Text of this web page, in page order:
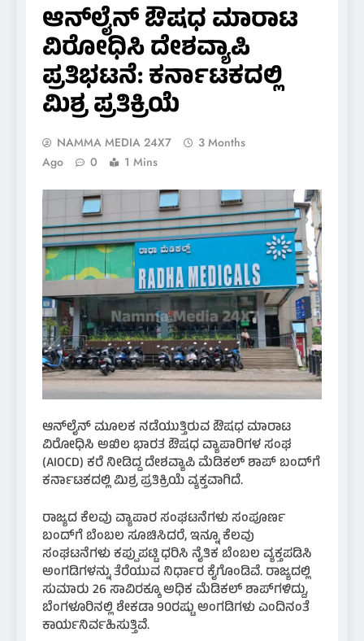
ಆನ್‌ಲೈನ್ ಔಷಧ ಮಾರಾಟ
ವಿರೋಧಿಸಿ ದೇಶವ್ಯಾಪಿ
ಪ್ರತಿಭಟನೆ: ಕರ್ನಾಟಕದಲ್ಲಿ
ಮಿಶ್ರ ಪ್ರತಿಕ್ರಿಯೆ
NAMMA MEDIA 24X7
3 Months
Ago
0 1 Mins
ಆನ್‌ಲೈನ್ ಮೂಲಕ ನಡೆಯುತ್ತಿರುವ ಔಷಧ ಮಾರಾಟ
ವಿರೋಧಿಸಿ ಅಖಿಲ ಭಾರತ ಔಷಧ ವ್ಯಾಪಾರಿಗಳ ಸಂಘ
(AIOCD) ಕರೆ ನೀಡಿದ್ದ ದೇಶವ್ಯಾಪಿ ಮೆಡಿಕಲ್ ಶಾಪ್ ಬಂದ್‌ಗೆ
ಕರ್ನಾಟಕದಲ್ಲಿ ಮಿಶ್ರ ಪ್ರತಿಕ್ರಿಯೆ ವ್ಯಕ್ತವಾಗಿದೆ.
ರಾಜ್ಯದ ಕೆಲವು ವ್ಯಾಪಾರ ಸಂಘಟನೆಗಳು ಸಂಪೂರ್ಣ
ಬಂದ್‌ಗೆ ಬೆಂಬಲ ಸೂಚಿಸಿದರೆ, ಇನ್ನೂ ಕೆಲವು
ಸಂಘಟನೆಗಳು ಕಪ್ಪುಪಟ್ಟಿ ಧರಿಸಿ ನೈತಿಕ ಬೆಂಬಲ ವ್ಯಕ್ತಪಡಿಸಿ
ಅಂಗಡಿಗಳನ್ನು ತೆರೆಯುವ ನಿರ್ಧಾರ ಕೈಗೊಂಡಿವೆ. ರಾಜ್ಯದಲ್ಲಿ
ಸುಮಾರು 26 ಸಾವಿರಕ್ಕೂ ಅಧಿಕ ಮೆಡಿಕಲ್ ಶಾಪ್‌ಗಳಿದ್ದು,
ಬೆಂಗಳೂರಿನಲ್ಲಿ ಶೇಕಡಾ 90ರಷ್ಟು ಅಂಗಡಿಗಳು ಎಂದಿನಂತೆ
ಕಾರ್ಯನಿರ್ವಹಿಸುತ್ತಿವೆ.